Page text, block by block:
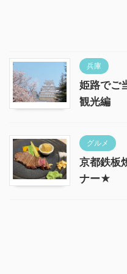
兵庫
姫路でご
観光編
グルメ
京都鉄板
ナー★